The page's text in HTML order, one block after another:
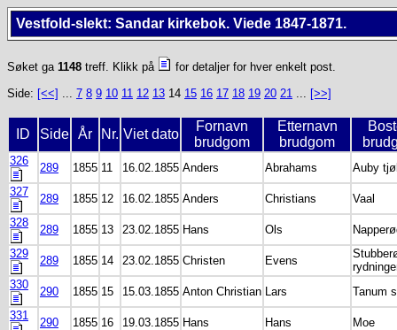
Vestfold-slekt: Sandar kirkebok. Viede 1847-1871.
Søket ga 1148 treff. Klikk på
for detaljer for hver enkelt post.
Side: [<<] ... 7 8 9 10 11 12 13 14 15 16 17 18 19 20 21 ... [>>]
ID Side År Nr. Viet dato
Fornavn
brudgom
Etternavn
brudgom
326
289 1855 11 16.02.1855 Anders Abrahams
Auby
327
289 1855 12 16.02.1855 Anders Christians
Vaal
328
289 1855 13 23.02.1855 Hans Ols
329
289 1855 14 23.02.1855 Christen Evens
330
290 1855 15 15.03.1855 Anton Christian Lars
Tanum
331
290 1855 16 19.03.1855 Hans Hans
Moe